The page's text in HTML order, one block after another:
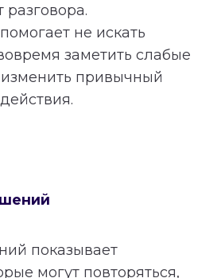
разговора.
не искать
заметить слабые
привычный
показывает
могут повторяться,